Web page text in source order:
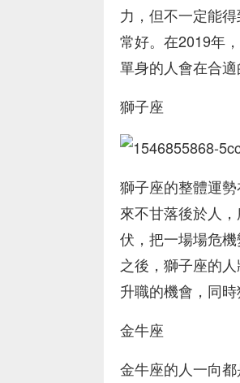
力，但不一定能
常好。在2019年
單身的人會在合適
獅子座
獅子座的整體運
來不甘落後於人
伏，把一場場危
之後，獅子座的
升職的機會，同時
金牛座
金牛座的人一向